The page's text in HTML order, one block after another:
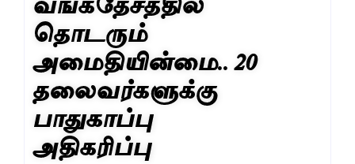
தொடரும்
அமைதியின்மை.. 20
தலைவர்களுக்கு
பாதுகாப்பு
அதிகரிப்பு